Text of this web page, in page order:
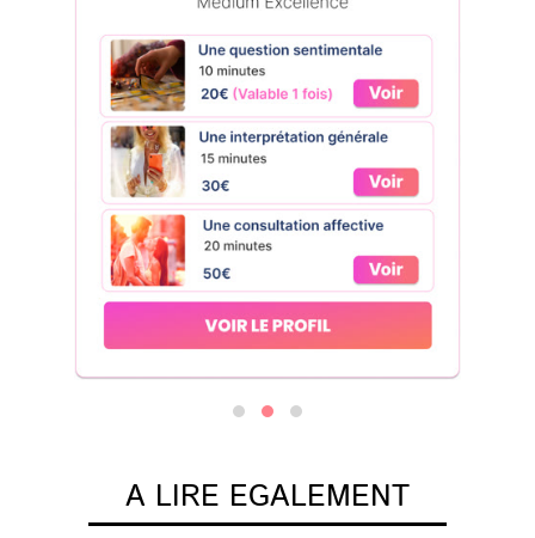
A LIRE EGALEMENT